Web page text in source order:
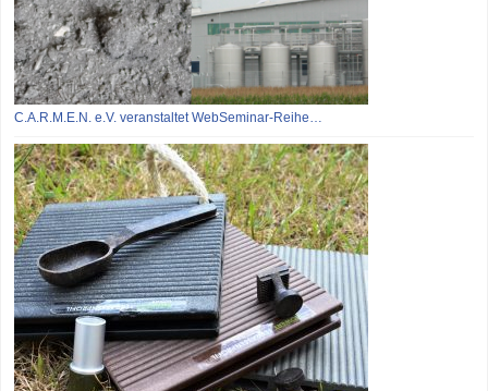
C.A.R.M.E.N. e.V. veranstaltet WebSeminar-Reihe…